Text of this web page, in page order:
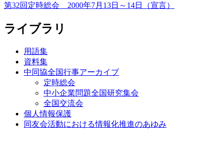
第32回定時総会 2000年7月13日～14日（宣言）
ライブラリ
用語集
資料集
中同協全国行事アーカイブ
定時総会
中小企業問題全国研究集会
全国交流会
個人情報保護
同友会活動における情報化推進のあゆみ